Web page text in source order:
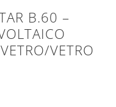
B.60 –
VETRO